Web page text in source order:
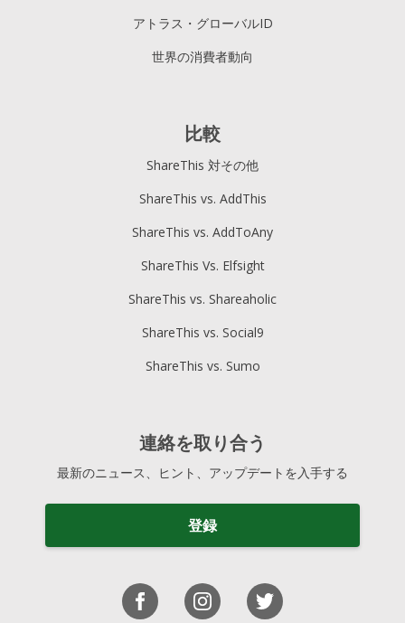
アトラス・グローバルID
世界の消費者動向
比較
ShareThis 対その他
ShareThis vs. AddThis
ShareThis vs. AddToAny
ShareThis Vs. Elfsight
ShareThis vs. Shareaholic
ShareThis vs. Social9
ShareThis vs. Sumo
連絡を取り合う
最新のニュース、ヒント、アップデートを入手する
登録